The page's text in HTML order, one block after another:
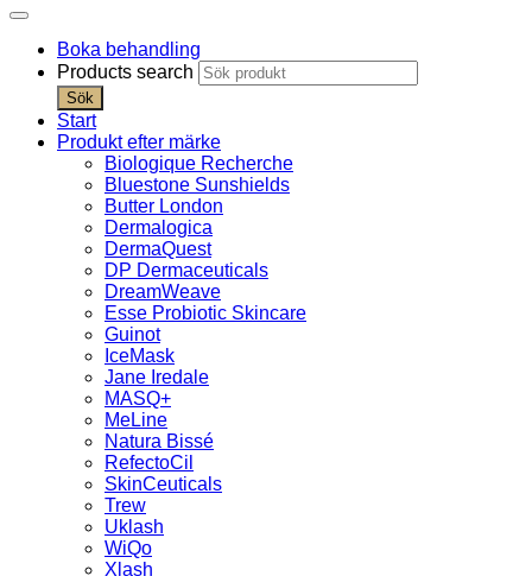
Boka behandling
Products search
Sök
Start
Produkt efter märke
Biologique Recherche
Bluestone Sunshields
Butter London
Dermalogica
DermaQuest
DP Dermaceuticals
DreamWeave
Esse Probiotic Skincare
Guinot
IceMask
Jane Iredale
MASQ+
MeLine
Natura Bissé
RefectoCil
SkinCeuticals
Trew
Uklash
WiQo
Xlash